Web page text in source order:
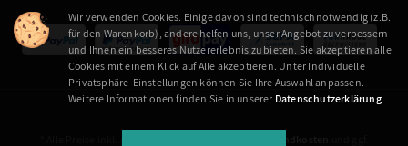
Wir verwenden Cookies. Einige davon sind technisch notwendig (z.B.
für den Warenkorb), andere helfen uns, unser Angebot zu verbessern
und Ihnen ein besseres Nutzererlebnis zu bieten. Sie akzeptieren alle
Cookies mit einem Klick auf Alle akzeptieren. Unter Individuelle
Privatsphäre-Einstellungen können Sie Ihre Auswahl anpassen.
Weitere Informationen finden Sie in unserer Datenschutzerklärung.